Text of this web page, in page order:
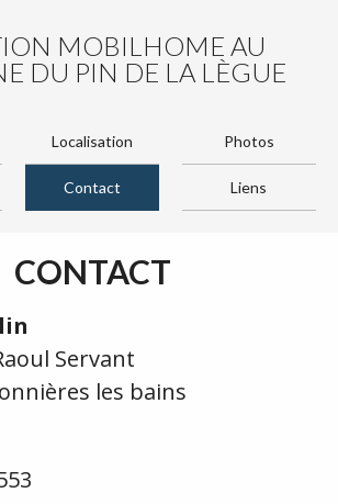
MOBILHOME AU
DU PIN DE LA LÈGUE
Localisation Photos
Contact Liens
CONTACT
Servant
les bains